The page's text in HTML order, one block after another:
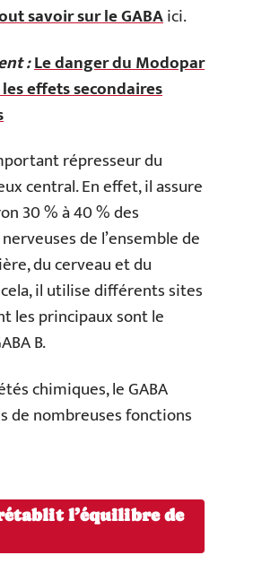
savoir sur le GABAici.
:Le danger du Modopar
effets secondaires
répresseur du
central. En effet, il assure
30 % à 40 % des
de l’ensemble de
du cerveau et du
il utilise différents sites
les principaux sont le
B.
chimiques, le GABA
de nombreuses fonctions
l’équilibre de